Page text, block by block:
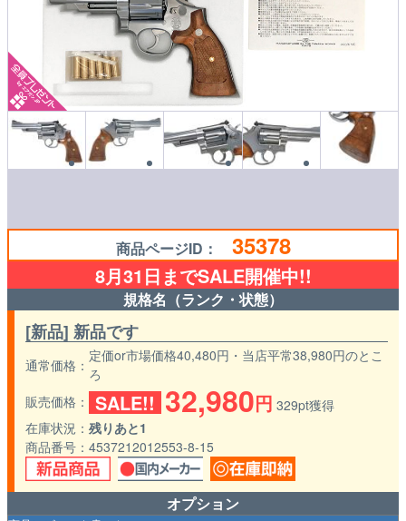
商品ページID： 35378
8月31日までSALE開催中!!
規格名（ランク・状態）
[新品] 新品です
通常価格
定価or市場価格40,480円・当店平常38,980円のとこ
ろ
販売価格
SALE!! 32,980円 329pt獲得
在庫状況
残りあと1
商品番号
4537212012553-8-15
オプション